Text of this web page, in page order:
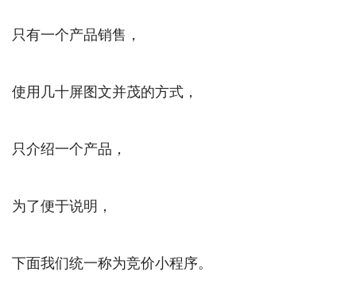
只有一个产品销售，
使用几十屏图文并茂的方式，
只介绍一个产品，
为了便于说明，
下面我们统一称为竞价小程序。